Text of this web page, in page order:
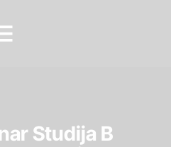
Studija B